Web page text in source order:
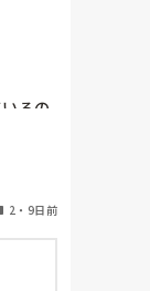
るの
う、
了解
2 ・ 9日前